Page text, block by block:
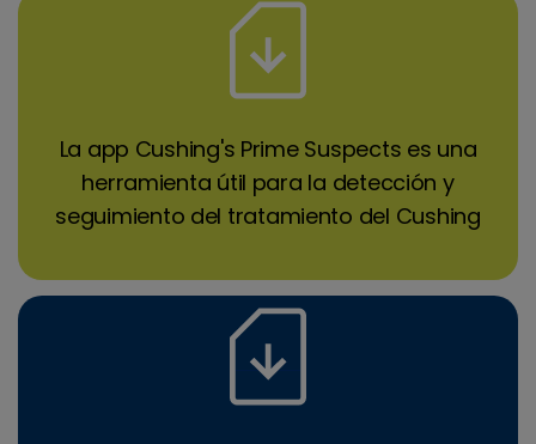
La app Cushing's Prime Suspects es una
herramienta útil para la detección y
seguimiento del tratamiento del Cushing